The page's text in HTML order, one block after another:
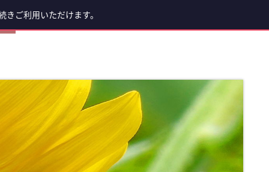
ご利用いただけます。